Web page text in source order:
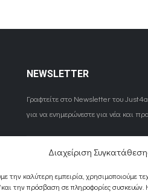
Διαχείριση
την καλύτερη εμπειρία, χρησιμοποιούμε
την πρόσβαση σε πληροφορίες συσκευών.
NEWSLETTER
Γραφτείτε στο Newsletter του
για να ενημερώνεστε για νέα και